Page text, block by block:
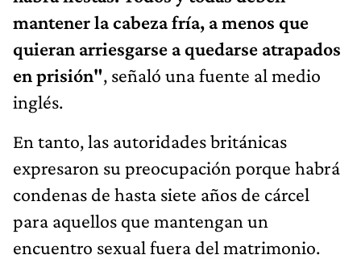
mantener la cabeza fría, a menos que
quieran arriesgarse a quedarse atrapados
en prisión", señaló una fuente al medio
inglés.
En tanto, las autoridades británicas
expresaron su preocupación porque habrá
condenas de hasta siete años de cárcel
para aquellos que mantengan un
encuentro sexual fuera del matrimonio.